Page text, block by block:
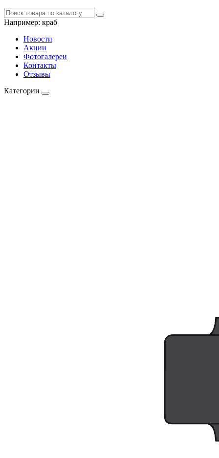
Например: краб
Новости
Акции
Фотогалереи
Контакты
Отзывы
Категории